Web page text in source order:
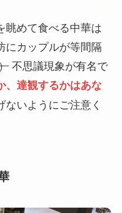
眺めて食べる中華は
にカップルが等間隔
不思議現象が有名で
、達観するかはあな
いようにご注意く